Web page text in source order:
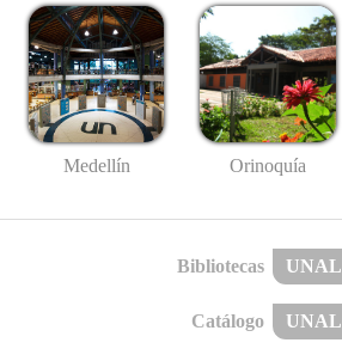
Medellín Orinoquía
Bibliotecas UNAL
Catálogo UNAL